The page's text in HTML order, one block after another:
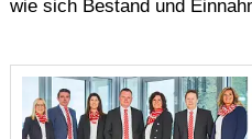
wie sich Bestand und